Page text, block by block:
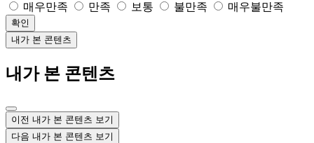
매우만족 만족 보통 불만족 매우불만족
확인
내가 본 콘텐츠
내가 본 콘텐츠
이전 내가 본 콘텐츠 보기
다음 내가 본 콘텐츠 보기